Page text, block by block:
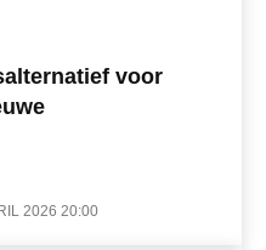
voor
2026 20:00